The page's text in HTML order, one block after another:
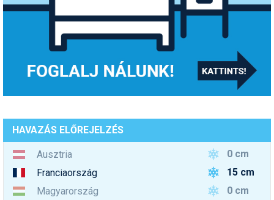
HAVAZÁS ELŐREJELZÉS
Ausztria
0 cm
Franciaország
15 cm
Magyarország
0 cm